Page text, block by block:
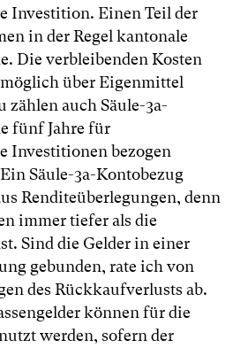
Investition. Einen Teil der
in der Regel kantonale
Die verbleibenden Kosten
über Eigenmittel
zählen auch Säule-3a-
fünf Jahre für
Investitionen bezogen
Säule-3a-Kontobezug
Renditeüberlegungen, denn
immer tiefer als die
Sind die Gelder in einer
gebunden, rate ich von
des Rückkaufverlusts ab.
können für die
werden, sofern der